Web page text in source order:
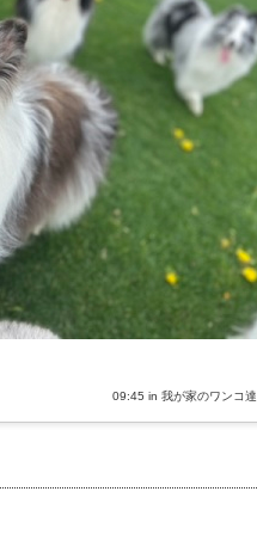
09:45 in 我が家のワンコ達